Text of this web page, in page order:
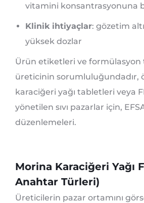
vitamini konsantrasyonuna
Klinik ihtiyaçlar: gözetim
yüksek dozlar
Ürün etiketleri ve formülasyon
üreticinin sorumluluğundadır,
karaciğeri yağı tabletleri veya
yönetilen sıvı pazarlar için,
düzenlemeleri.
Morina Karaciğeri Yağı
Anahtar Türleri)
Üreticilerin pazar ortamını